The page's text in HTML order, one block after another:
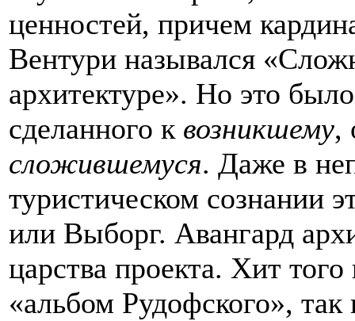
ценностей, причем
Вентури назывался
архитектуре». Но это
сделанного к возникшему,
сложившемуся. Даже в
туристическом сознании
или Выборг. Авангард
царства проекта. Хит
«альбом Рудофского»,